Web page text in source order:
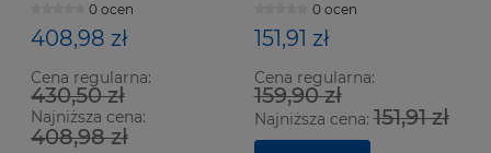
0 ocen
408,98 zł
Cena regularna:
430,50 zł
Najniższa cena:
408,98 zł
0 ocen
151,91 zł
Cena regularna:
159,90 zł
Najniższa cena:151,91 zł